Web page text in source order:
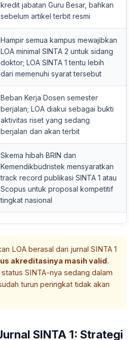
kredit jabatan Guru Besar, bahkan
sebelum artikel terbit resmi
Hampir semua kampus mewajibkan
LOA minimal SINTA 2 untuk sidang
doktor; LOA SINTA 1 tentu lebih
dari memenuhi syarat tersebut
Beban Kerja Dosen semester
berjalan; LOA diakui sebagai bukti
aktivitas riset yang sedang
berjalan dan akan terbit
Skema hibah BRIN dan
Kemendikbudristek mensyaratkan
track record publikasi SINTA 1 atau
Scopus untuk proposal kompetitif
tingkat nasional
LOA berasal dari jurnal SINTA 1
akreditasinya masih valid.
SINTA-nya sedang dalam
turun peringkat tidak akan
SINTA 1: Strategi